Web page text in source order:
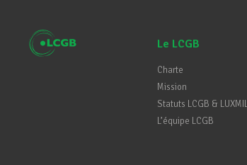
Le LCGB
Charte
Mission
Statuts LCGB &
L’équipe LCGB